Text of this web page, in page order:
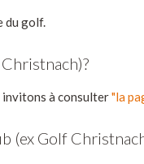
du golf.
invitons à consulter"la
(ex Golf